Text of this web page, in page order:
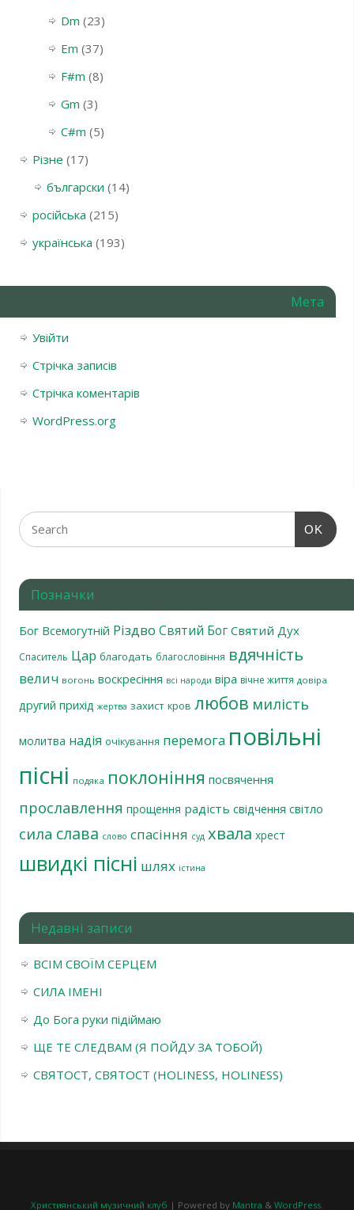
Dm (23)
Em (37)
F#m (8)
Gm (3)
С#m (5)
Різне (17)
български (14)
російська (215)
українська (193)
Мета
Увійти
Стрічка записів
Стрічка коментарів
WordPress.org
OK
Позначки
Бог Всемогутній Різдво Святий Бог Святий Дух
Спаситель Цар благодать благословіння вдячність
велич вогонь воскресіння всі народи віра вічне життя довіра
другий прихід жертва захист кров любов милість
молитва надія очікування перемога повільні
пісні подяка поклоніння посвячення
прославлення прощення радість свідчення світло
сила слава слово спасіння суд хвала хрест
швидкі пісні шлях істина
Недавні записи
ВСІМ СВОЇМ СЕРЦЕМ
СИЛА ІМЕНІ
До Бога руки підіймаю
ЩЕ ТЕ СЛЕДВАМ (Я ПОЙДУ ЗА ТОБОЙ)
СВЯТОСТ, СВЯТОСТ (HOLINESS, HOLINESS)
Християнський музичний клуб | Powered by Mantra & WordPress.